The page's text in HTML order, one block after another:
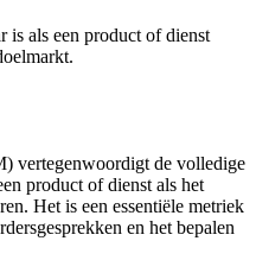
is als een product of dienst
vertegenwoordigt de volledige
product of dienst als het
Het is een essentiële metriek
en het bepalen